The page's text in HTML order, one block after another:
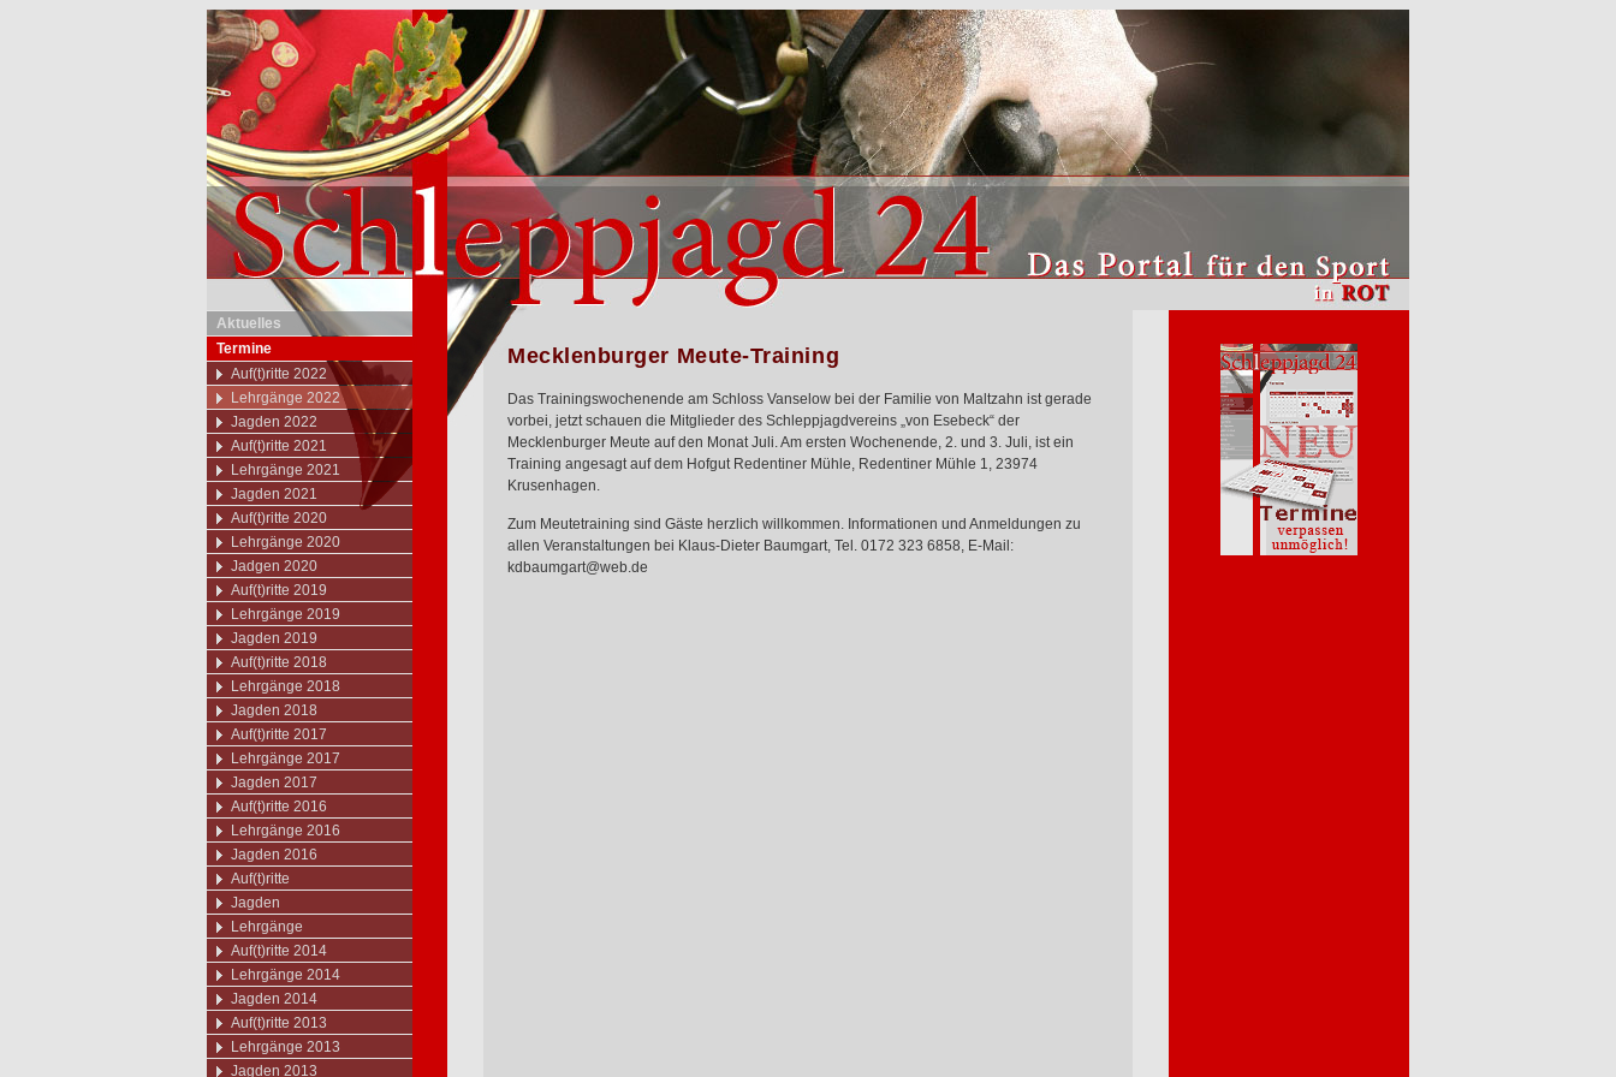
Aktuelles
Termine
Auf(t)ritte 2022
Lehrgänge 2022
Jagden 2022
Auf(t)ritte 2021
Lehrgänge 2021
Jagden 2021
Auf(t)ritte 2020
Lehrgänge 2020
Jadgen 2020
Auf(t)ritte 2019
Lehrgänge 2019
Jagden 2019
Auf(t)ritte 2018
Lehrgänge 2018
Jagden 2018
Auf(t)ritte 2017
Lehrgänge 2017
Jagden 2017
Auf(t)ritte 2016
Lehrgänge 2016
Jagden 2016
Auf(t)ritte
Jagden
Lehrgänge
Auf(t)ritte 2014
Lehrgänge 2014
Jagden 2014
Auf(t)ritte 2013
Lehrgänge 2013
Jagden 2013
Mecklenburger Meute-Training
Das Trainingswochenende am Schloss Vanselow bei der Familie von Maltzahn ist gerade
vorbei, jetzt schauen die Mitglieder des Schleppjagdvereins „von Esebeck“ der
Mecklenburger Meute auf den Monat Juli. Am ersten Wochenende, 2. und 3. Juli, ist ein
Training angesagt auf dem Hofgut Redentiner Mühle, Redentiner Mühle 1, 23974
Krusenhagen.
Zum Meutetraining sind Gäste herzlich willkommen. Informationen und Anmeldungen zu
allen Veranstaltungen bei Klaus-Dieter Baumgart, Tel. 0172 323 6858, E-Mail:
kdbaumgart@web.de